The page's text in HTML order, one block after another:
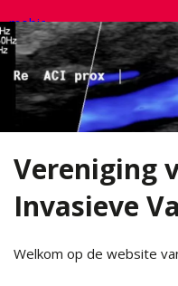
Vereniging
Invasieve
Welkom op de website
Lidmaatschap
Registratie en
Documenten